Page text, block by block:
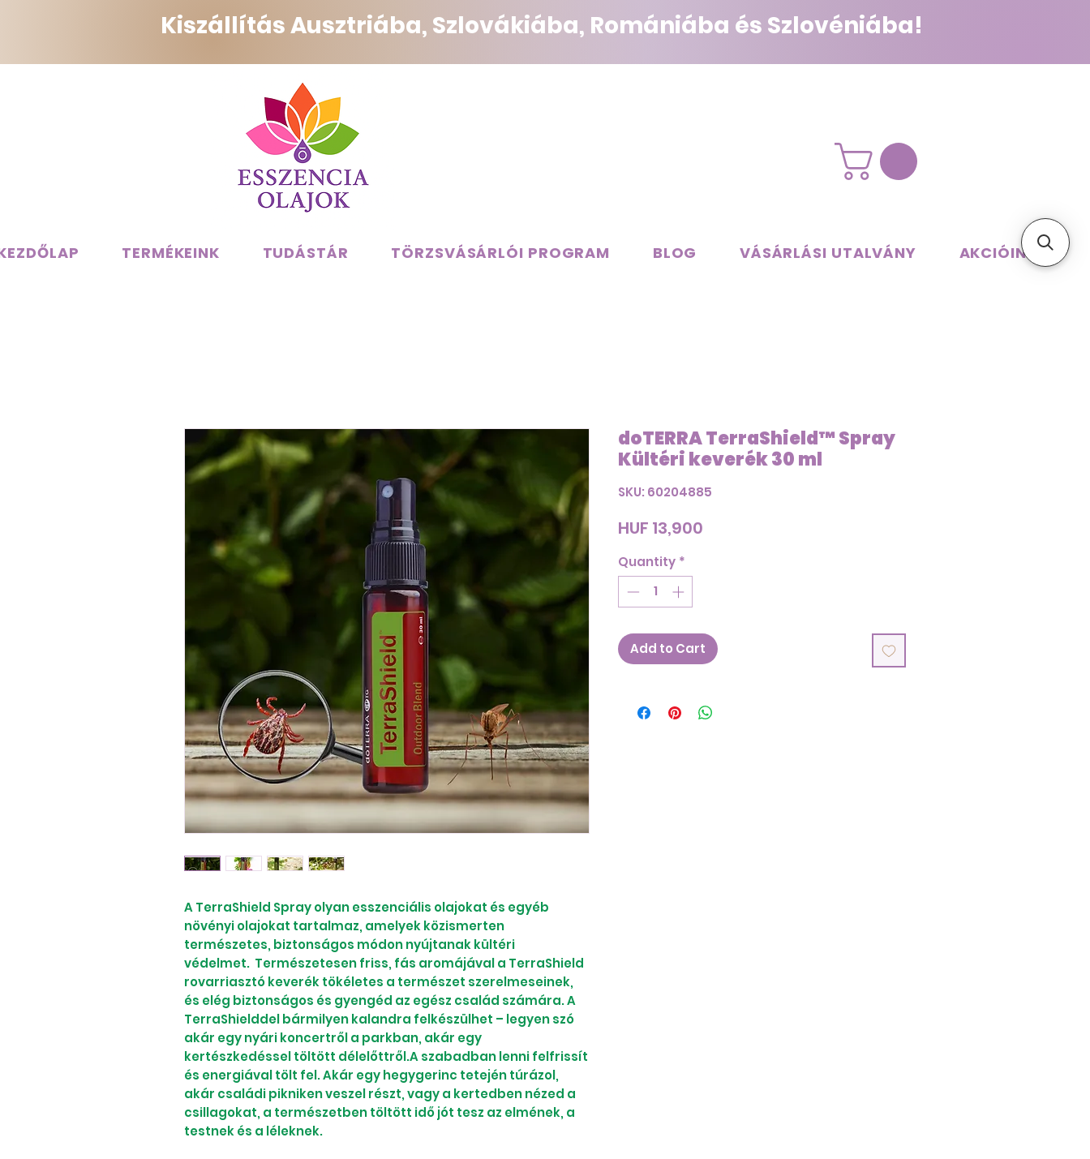
Kiszállítás Ausztriába, Szlovákiába, Romániába és Szlovéniába!
TERMÉKEINK TUDÁSTÁR TÖRZSVÁSÁRLÓI PROGRAM BLOG VÁSÁRLÁSI UTALVÁNY AKCIÓINK
A TerraShield Spray olyan esszenciális olajokat és egyéb
növényi olajokat tartalmaz, amelyek közismerten
természetes, biztonságos módon nyújtanak kültéri
védelmet. Természetesen friss, fás aromájával a TerraShield
rovarriasztó keverék tökéletes a természet szerelmeseinek,
és elég biztonságos és gyengéd az egész család számára. A
TerraShielddel bármilyen kalandra felkészülhet – legyen szó
akár egy nyári koncertről a parkban, akár egy
kertészkedéssel töltött délelőttről.A szabadban lenni felfrissít
és energiával tölt fel. Akár egy hegygerinc tetején túrázol,
akár családi pikniken veszel részt, vagy a kertedben nézed a
csillagokat, a természetben töltött idő jót tesz az elmének, a
testnek és a léleknek.
doTERRA TerraShield™ Spray
Kültéri keverék 30 ml
SKU: 60204885
HUF 13,900
Quantity *
Add to Cart